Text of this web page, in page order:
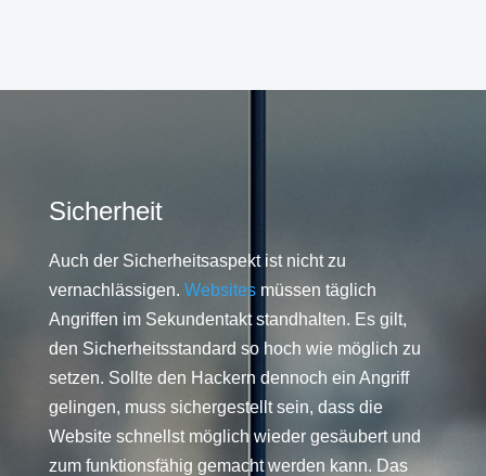
Sicherheit
Auch der Sicherheitsaspekt ist nicht zu
vernachlässigen. Websitesmüssen täglich
Angriffen im Sekundentakt standhalten. Es gilt,
den Sicherheitsstandard so hoch wie möglich zu
setzen. Sollte den Hackern dennoch ein Angriff
gelingen, muss sichergestellt sein, dass die
Website schnellst möglich wieder gesäubert und
zum funktionsfähig gemacht werden kann. Das